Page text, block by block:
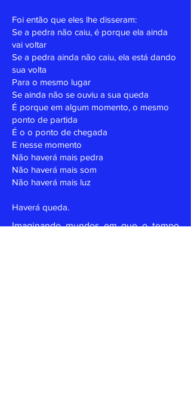
Foi então que eles lhe disseram:
Se a pedra não caiu, é porque ela ainda
vai voltar
Se a pedra ainda não caiu, ela está dando
sua volta
Para o mesmo lugar
Se ainda não se ouviu a sua queda
É porque em algum momento, o mesmo
ponto de partida
É o o ponto de chegada
E nesse momento
Não haverá mais pedra
Não haverá mais som
Não haverá mais luz
Haverá queda.
Imaginando mundos em que o tempo